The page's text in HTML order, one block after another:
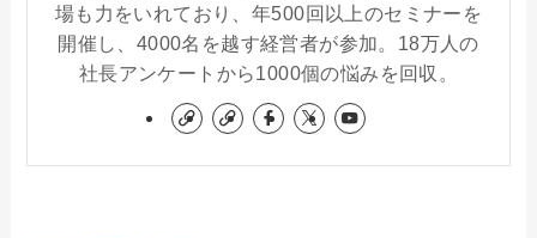
場も力をいれており、年500回以上のセミナーを
開催し、4000名を越す経営者が参加。18万人の
社長アンケートから1000個の悩みを回収。